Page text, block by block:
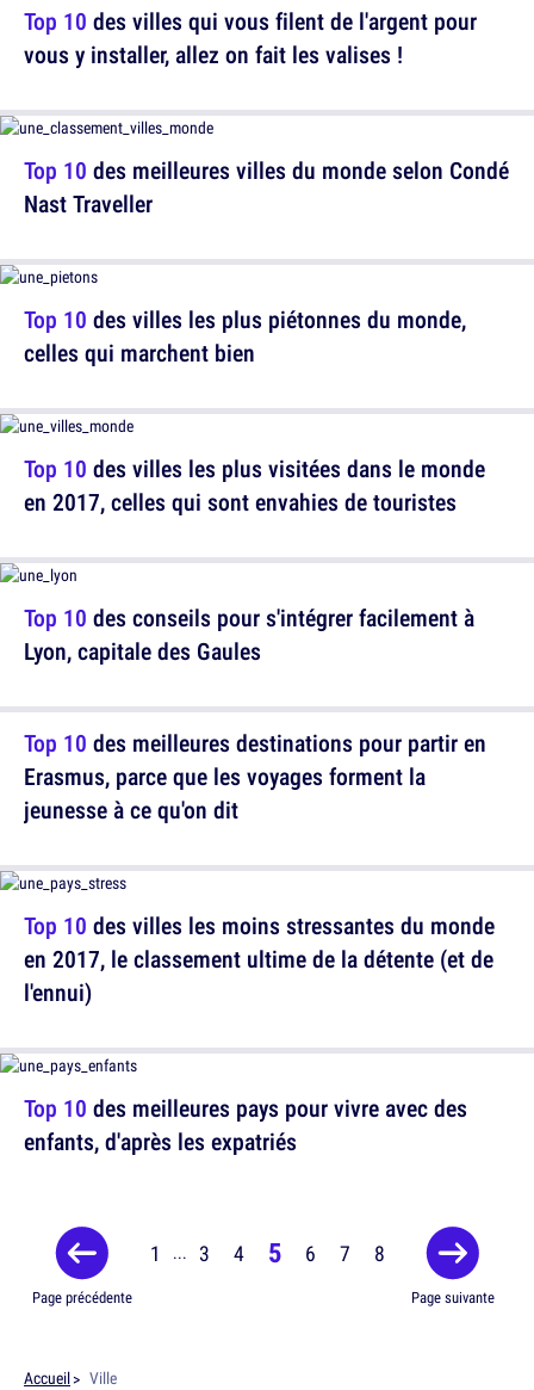
Top 10 des villes qui vous filent de l'argent pour
vous y installer, allez on fait les valises !
Top 10 des villes les plus piétonnes du monde,
celles qui marchent bien
Top 10 des conseils pour s'intégrer facilement à
Lyon, capitale des Gaules
Top 10 des villes les moins stressantes du monde
en 2017, le classement ultime de la détente (et de
l'ennui)
Top 10 des meilleures villes du monde selon Condé
Nast Traveller
Top 10 des villes les plus visitées dans le monde
en 2017, celles qui sont envahies de touristes
Top 10 des meilleures destinations pour partir en
Erasmus, parce que les voyages forment la
jeunesse à ce qu'on dit
Top 10 des meilleures pays pour vivre avec des
enfants, d'après les expatriés
Page précédente
1 ... 3 4 5 6 7 8
Page suivante
Accueil Ville